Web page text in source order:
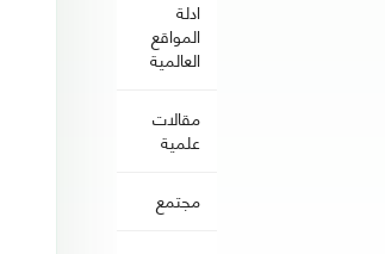
ادلة
المواقع
العالمية
مقالات
علمية
مجتمع